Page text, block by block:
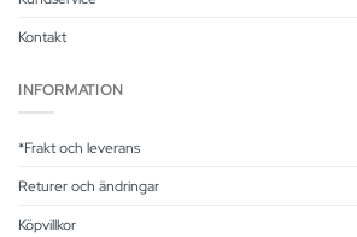
Kontakt
INFORMATION
*Frakt och leverans
Returer och ändringar
Köpvillkor